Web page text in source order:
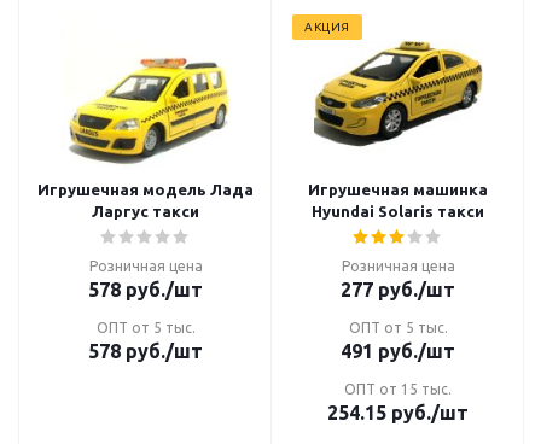
Игрушечная модель Лада
Ларгус такси
Розничная цена
578 руб./шт
ОПТ от 5 тыс.
578 руб./шт
АКЦИЯ
Игрушечная машинка
Hyundai Solaris такси
Розничная цена
277 руб./шт
ОПТ от 5 тыс.
491 руб./шт
ОПТ от 15 тыс.
254.15 руб./шт